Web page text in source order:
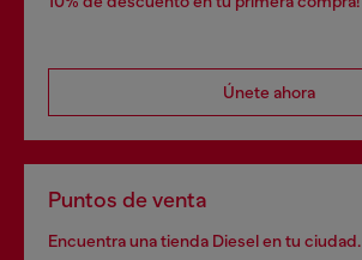
Únete ahora
Puntos de venta
Encuentra una tienda Diesel en tu ciudad.